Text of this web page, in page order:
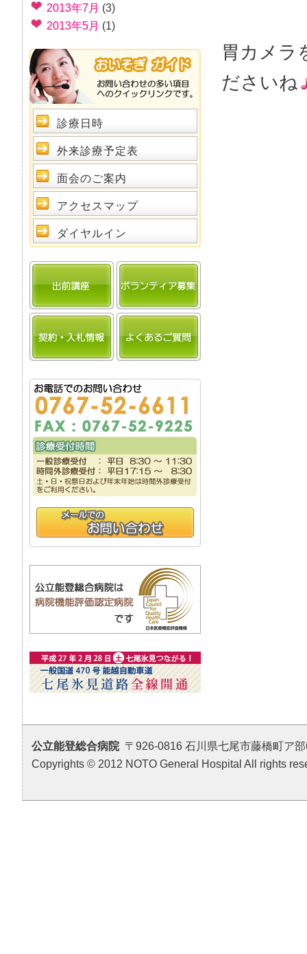
胃カメラ
ださいね
2013年7月 (3)
2013年5月 (1)
診療日時
外来診療予定表
面会のご案内
アクセスマップ
ダイヤルイン
公立能登総合病院〒926-0816 石川県七尾市藤橋町ア
Copyrights © 2012 NOTO General Hospital All rights